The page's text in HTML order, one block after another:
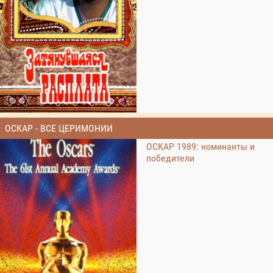
ОСКАР - ВСЕ ЦЕРИМОНИИ
ОСКАР 1989: номинанты и
победители